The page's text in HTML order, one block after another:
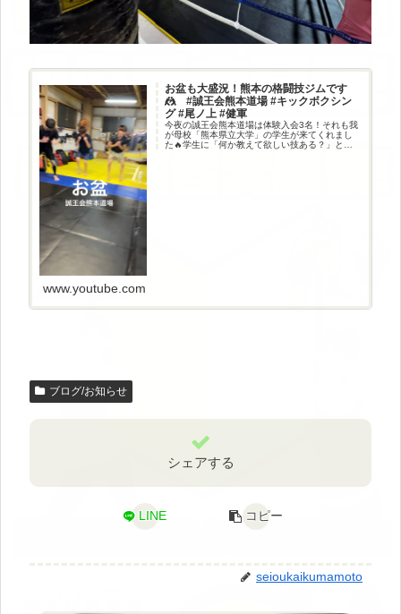
お盆も大盛況！熊本の格闘技ジムです
🤼 #誠王会熊本道場 #キックボクシン
グ #尾ノ上 #健軍
今夜の誠王会熊本道場は体験入会3名！それも我
が母校「熊本県立大学」の学生が来てくれまし
た🔥学生に「何か教えて欲しい技ある？」と聞
www.youtube.com
ブログ/お知らせ
シェアする
LINE コピー
seioukaikumamoto